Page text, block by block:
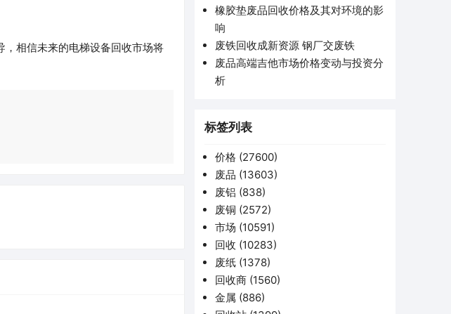
相信未来的电梯设备回收市场将
橡胶垫废品回收价格及其对环境的影
响
废铁回收成新资源 钢厂交废铁
废品高端吉他市场价格变动与投资分
析
标签列表
价格 (27600)
废品 (13603)
废铝 (838)
废铜 (2572)
市场 (10591)
回收 (10283)
废纸 (1378)
回收商 (1560)
金属 (886)